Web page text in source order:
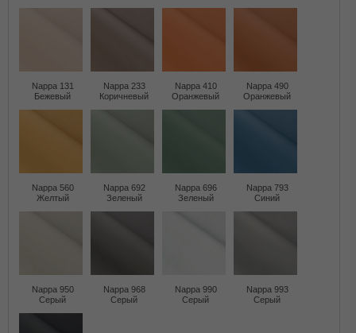
Nappa 131
Бежевый
Nappa 233
Коричневый
Nappa 410
Оранжевый
Nappa 490
Оранжевый
Nappa 560
Желтый
Nappa 692
Зеленый
Nappa 696
Зеленый
Nappa 793
Синий
Nappa 950
Серый
Nappa 968
Серый
Nappa 990
Серый
Nappa 993
Серый